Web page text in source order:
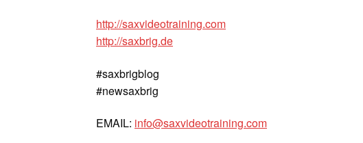
http://saxvideotraining.com
http://saxbrig.de
#saxbrigblog
#newsaxbrig
EMAIL: info@saxvideotraining.com